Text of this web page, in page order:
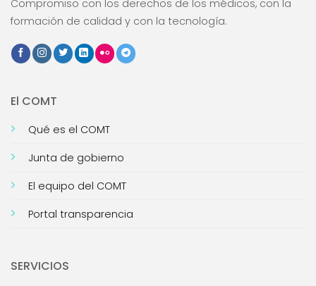
Compromiso con los derechos de los médicos, con la
formación de calidad y con la tecnología.
El COMT
Qué es el COMT
Junta de gobierno
El equipo del COMT
Portal transparencia
SERVICIOS